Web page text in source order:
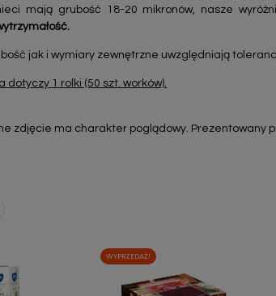
mają grubość 18-20 mikronów, nasze
jak i wymiary zewnętrzne uwzględniają
dotyczy 1 rolki (50 szt. worków).
zdjęcie ma charakter poglądowy. Prezentowany
WYPRZEDAŻ!